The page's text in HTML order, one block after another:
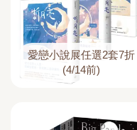
愛戀小說展任選2套7折
(4/14前)